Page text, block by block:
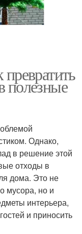
полезные
Однако,
в решение этой
отходы в
дома. Это не
мусора, но и
интерьера,
и приносить